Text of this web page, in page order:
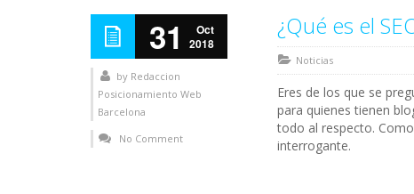
31
Oct
2018
by Redaccion
Posicionamiento Web
Barcelona
No Comment
¿Qué es el
Noticias
Eres de los que se
para quienes tienen
todo al respecto.
interrogante.